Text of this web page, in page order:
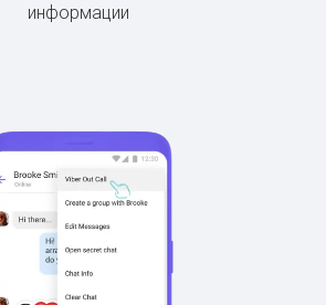
информации